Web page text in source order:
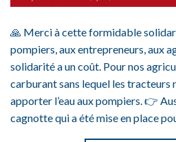
🙏 Merci à cette formidable
pompiers, aux entrepreneurs, aux
solidarité a un coût. Pour nos
carburant sans lequel les tracteurs
apporter l’eau aux pompiers. 👉
cagnotte qui a été mise en place